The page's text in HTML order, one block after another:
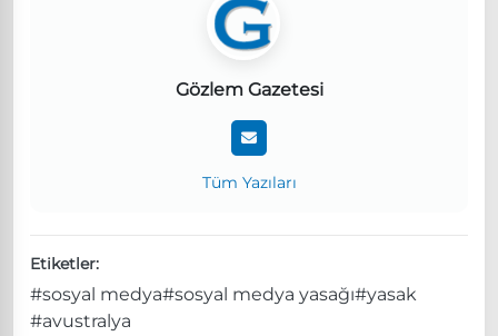
Gözlem Gazetesi
Tüm Yazıları
Etiketler:
#sosyal medya#sosyal medya yasağı#yasak
#avustralya